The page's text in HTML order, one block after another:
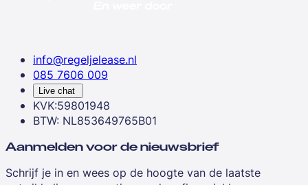
info@regeljelease.nl
085 7606 009
Live chat
KVK:59801948
BTW: NL853649765B01
Aanmelden voor de nieuwsbrief
Schrijf je in en wees op de hoogte van de laatste